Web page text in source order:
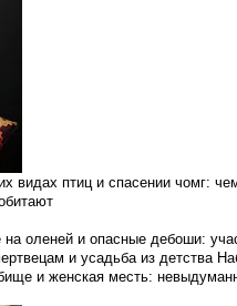
видах птиц и спасении чомг:
оленей и опасные дебоши:
и усадьба из детства
и женская месть: